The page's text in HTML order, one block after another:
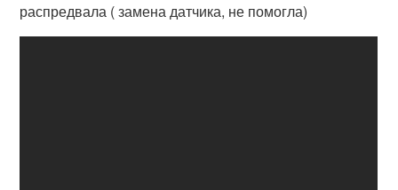
распредвала ( замена датчика, не помогла)